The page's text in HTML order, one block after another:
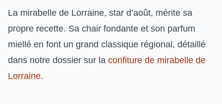
La mirabelle de Lorraine, star d’août, mérite sa
propre recette. Sa chair fondante et son parfum
miellé en font un grand classique régional, détaillé
dans notre dossier sur la confiture de mirabelle de
Lorraine.